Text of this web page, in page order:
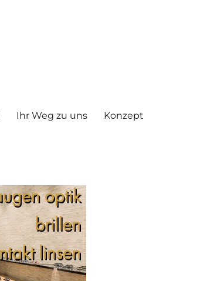
Ihr Weg zu uns Konzept